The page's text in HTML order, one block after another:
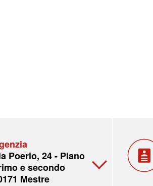
Poerio, 24 - Piano
e secondo
Mestre